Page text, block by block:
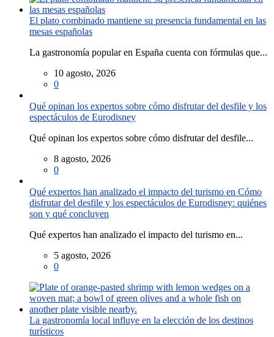
El plato combinado mantiene su presencia fundamental en las
mesas españolas
La gastronomía popular en España cuenta con fórmulas que...
10 agosto, 2026
0
Qué opinan los expertos sobre cómo disfrutar del desfile y los
espectáculos de Eurodisney
Qué opinan los expertos sobre cómo disfrutar del desfile...
8 agosto, 2026
0
Qué expertos han analizado el impacto del turismo en Cómo
disfrutar del desfile y los espectáculos de Eurodisney: quiénes
son y qué concluyen
Qué expertos han analizado el impacto del turismo en...
5 agosto, 2026
0
La gastronomía local influye en la elección de los destinos
turísticos